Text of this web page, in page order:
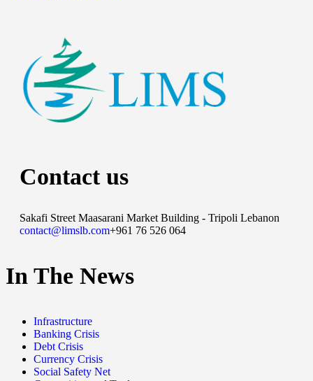
Contact us
Sakafi Street Maasarani Market Building - Tripoli Lebanon
contact@limslb.com+961 76 526 064
In The News
Infrastructure
Banking Crisis
Debt Crisis
Currency Crisis
Social Safety Net